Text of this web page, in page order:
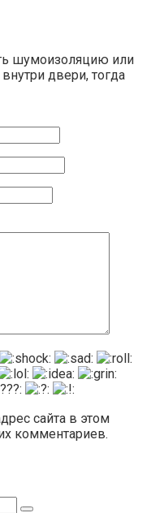
шумоизоляцию или
двери, тогда
сайта в этом
комментариев.